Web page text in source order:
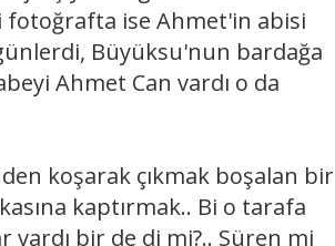
fotoğrafta ise Ahmet'in abisi
Büyüksu'nun bardağa
Ahmet Can vardı o da
koşarak çıkmak boşalan bir
kaptırmak.. Bi o tarafa
vardı bir de di mi?.. Süren mi